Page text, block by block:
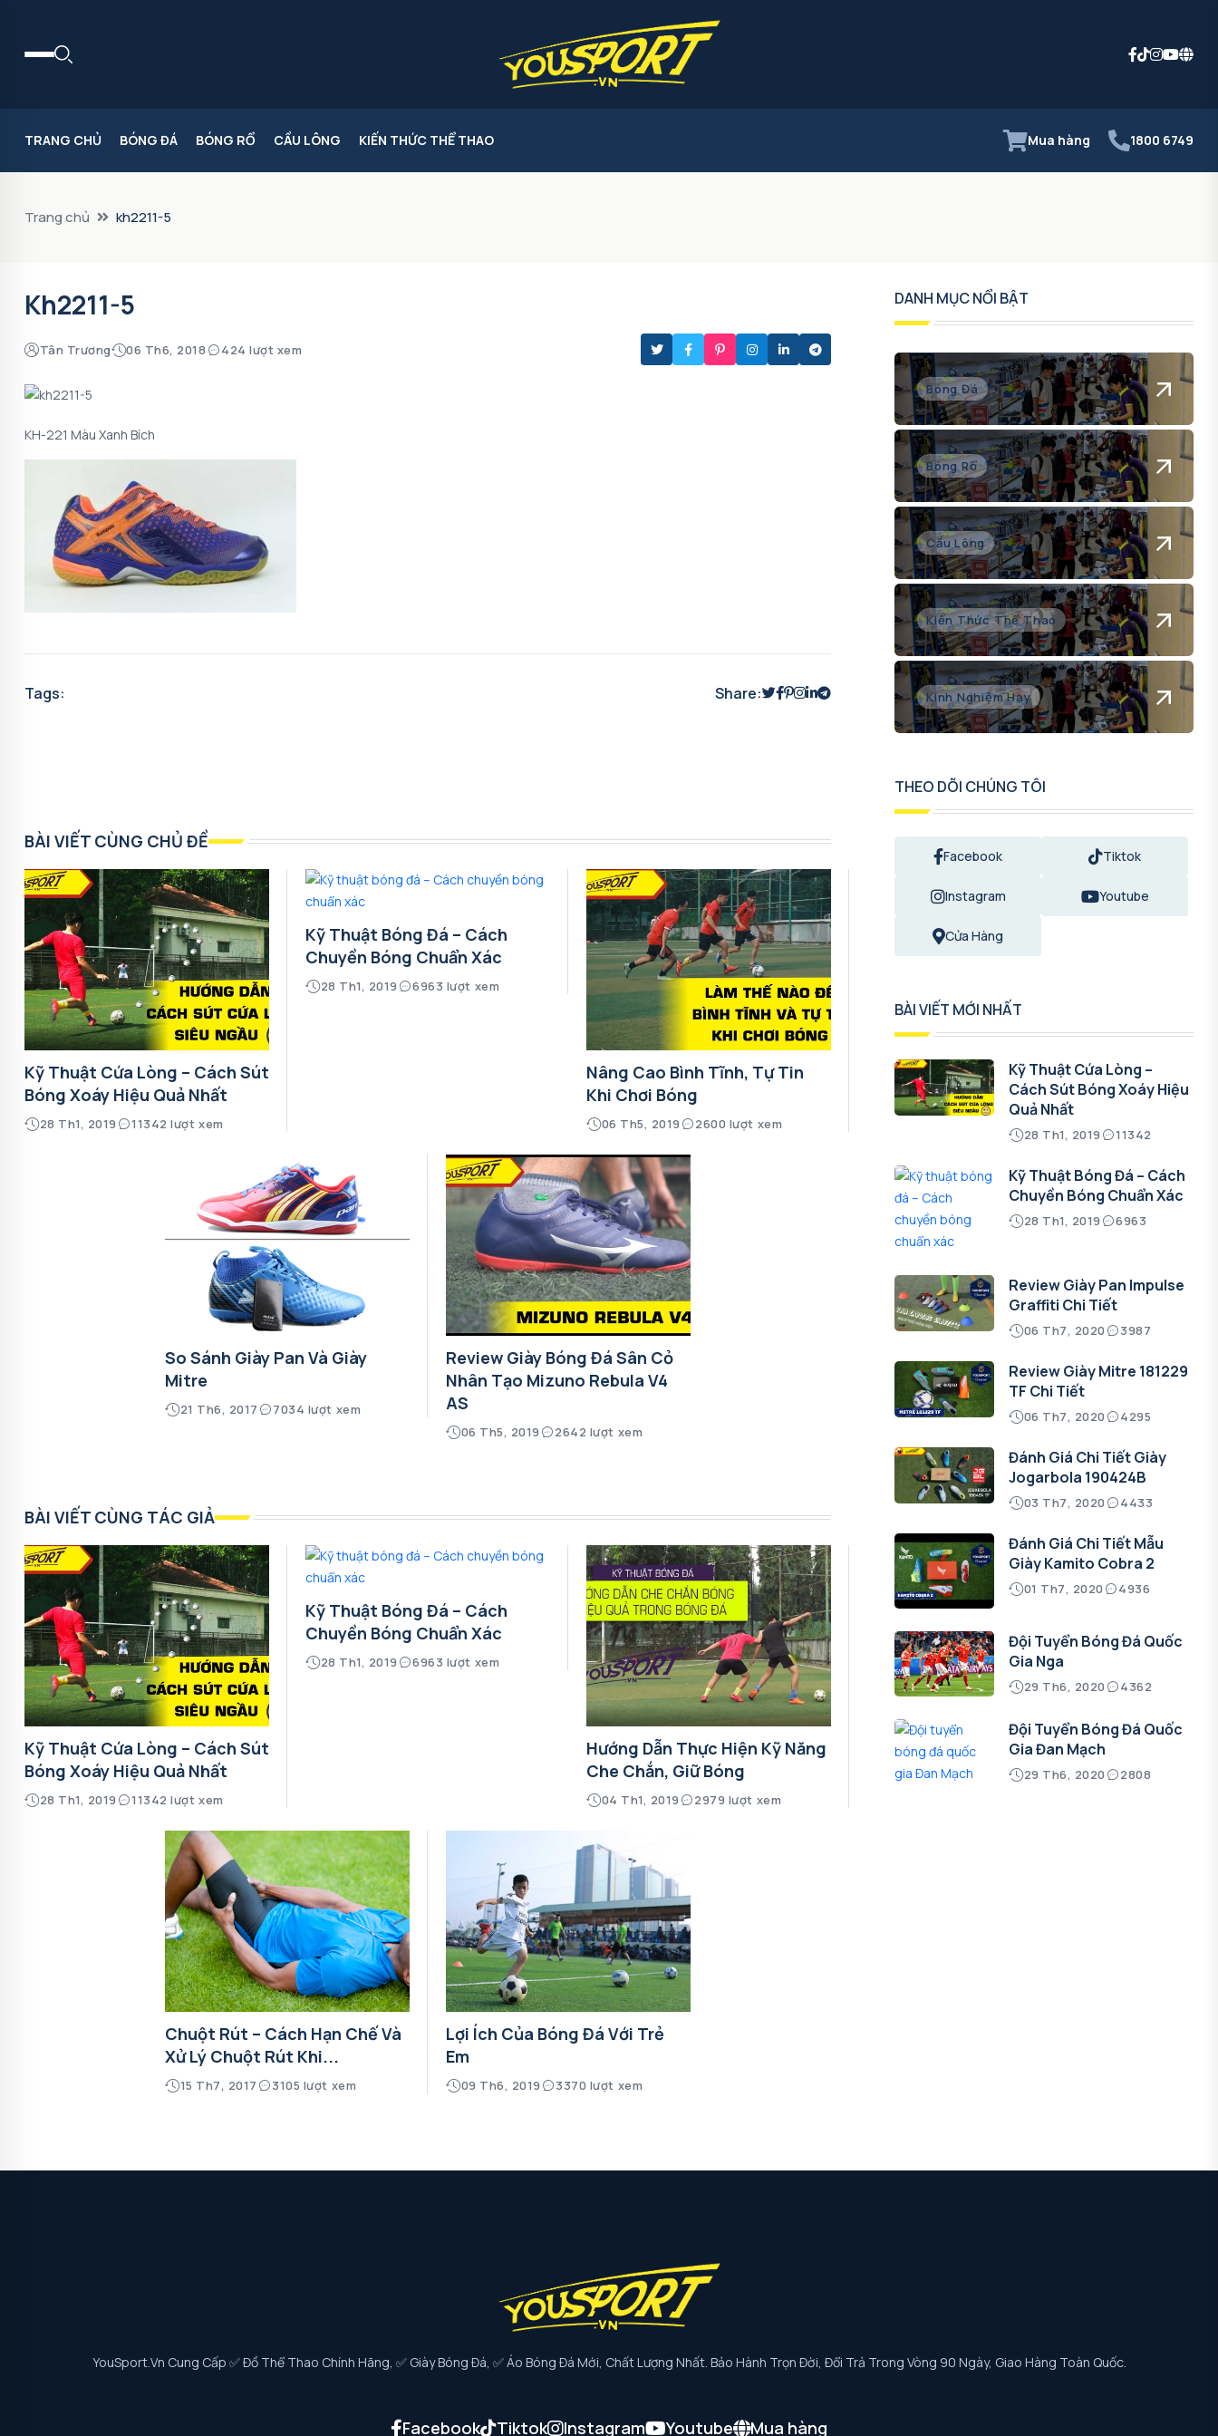
TRANG CHỦ BÓNG ĐÁ BÓNG RỔ CẦU LÔNG KIẾN THỨC THỂ THAO Mua hàng 1800 6749
Trang chủ kh2211-5
Kh2211-5
Tân Trương 06 Th6, 2018 424 lượt xem
KH-221 Màu Xanh Bích
Tags: Share:
BÀI VIẾT CÙNG CHỦ ĐỀ
Kỹ Thuật Cứa Lòng – Cách Sút
Bóng Xoáy Hiệu Quả Nhất
28 Th1, 2019 11342 lượt xem
Kỹ Thuật Bóng Đá – Cách
Chuyền Bóng Chuẩn Xác
28 Th1, 2019 6963 lượt xem
Nâng Cao Bình Tĩnh, Tự Tin
Khi Chơi Bóng
06 Th5, 2019 2600 lượt xem
So Sánh Giày Pan Và Giày
Mitre
21 Th6, 2017 7034 lượt xem
Review Giày Bóng Đá Sân Cỏ
Nhân Tạo Mizuno Rebula V4
AS
06 Th5, 2019 2642 lượt xem
BÀI VIẾT CÙNG TÁC GIẢ
Kỹ Thuật Cứa Lòng – Cách Sút
Bóng Xoáy Hiệu Quả Nhất
28 Th1, 2019 11342 lượt xem
Kỹ Thuật Bóng Đá – Cách
Chuyền Bóng Chuẩn Xác
28 Th1, 2019 6963 lượt xem
Hướng Dẫn Thực Hiện Kỹ Năng
Che Chắn, Giữ Bóng
04 Th1, 2019 2979 lượt xem
Chuột Rút – Cách Hạn Chế Và
Xử Lý Chuột Rút Khi...
15 Th7, 2017 3105 lượt xem
Lợi Ích Của Bóng Đá Với Trẻ
Em
09 Th6, 2019 3370 lượt xem
DANH MỤC NỔI BẬT
Bóng Đá
Bóng Rổ
Cầu Lông
Kiến Thức Thể Thao
Kinh Nghiệm Hay
THEO DÕI CHÚNG TÔI
Facebook Tiktok
Instagram Youtube
Cửa Hàng
BÀI VIẾT MỚI NHẤT
Kỹ Thuật Cứa Lòng –
Cách Sút Bóng Xoáy Hiệu
Quả Nhất
28 Th1, 2019 11342
Kỹ Thuật Bóng Đá – Cách
Chuyền Bóng Chuẩn Xác
28 Th1, 2019 6963
Review Giày Pan Impulse
Graffiti Chi Tiết
06 Th7, 2020 3987
Review Giày Mitre 181229
TF Chi Tiết
06 Th7, 2020 4295
Đánh Giá Chi Tiết Giày
Jogarbola 190424B
03 Th7, 2020 4433
Đánh Giá Chi Tiết Mẫu
Giày Kamito Cobra 2
01 Th7, 2020 4936
Đội Tuyển Bóng Đá Quốc
Gia Nga
29 Th6, 2020 4362
Đội Tuyển Bóng Đá Quốc
Gia Đan Mạch
29 Th6, 2020 2808
YouSport.vn Cung Cấp ✅ Đồ Thể Thao Chính Hãng, ✅ Giày Bóng Đá, ✅ Áo Bóng Đá Mới, Chất Lượng Nhất. Bảo Hành Trọn Đời, Đổi Trả Trong Vòng 90 Ngày, Giao Hàng Toàn Quốc.
Facebook Tiktok Instagram Youtube Mua hàng